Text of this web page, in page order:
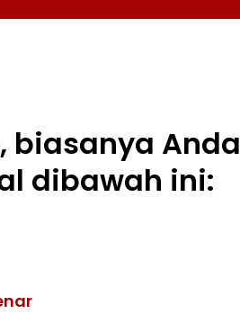
biasanya Anda
dibawah ini: